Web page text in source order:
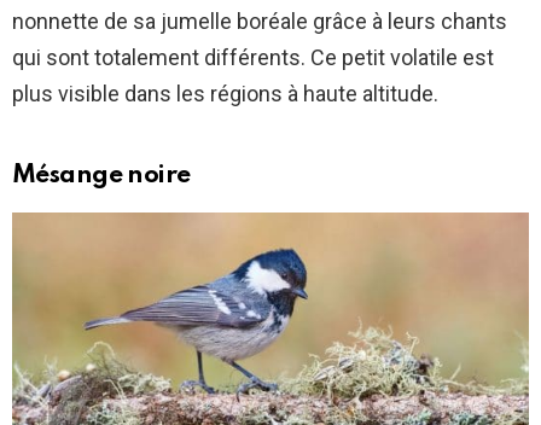
nonnette de sa jumelle boréale grâce à leurs chants
qui sont totalement différents. Ce petit volatile est
plus visible dans les régions à haute altitude.
Mésange noire